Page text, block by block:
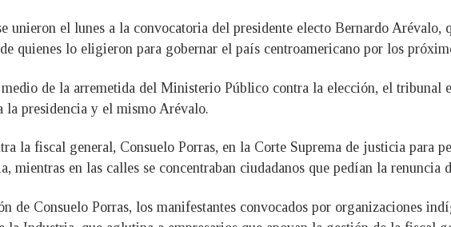
unieron el lunes a la convocatoria del presidente electo Bernardo Arévalo,
quienes lo eligieron para gobernar el país centroamericano por los
de la arremetida del Ministerio Público contra la elección, el tribunal
la presidencia y el mismo Arévalo.
la fiscal general, Consuelo Porras, en la Corte Suprema de justicia para
mientras en las calles se concentraban ciudadanos que pedían la renuncia
Consuelo Porras, los manifestantes convocados por organizaciones